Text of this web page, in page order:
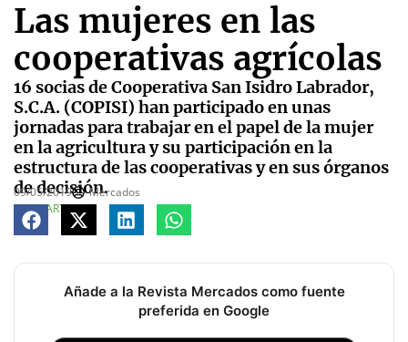
Las mujeres en las
cooperativas agrícolas
16 socias de Cooperativa San Isidro Labrador,
S.C.A. (COPISI) han participado en unas
jornadas para trabajar en el papel de la mujer
en la agricultura y su participación en la
estructura de las cooperativas y en sus órganos
de decisión.
09/05/2019
Mercados
COMPARTE
Añade a la Revista Mercados como fuente
preferida en Google